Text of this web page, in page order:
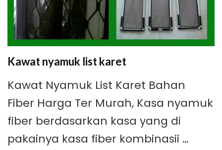
Kawat nyamuk list karet
Kawat Nyamuk List Karet Bahan
Fiber Harga Ter Murah, Kasa nyamuk
fiber berdasarkan kasa yang di
pakainya kasa fiber kombinasii …